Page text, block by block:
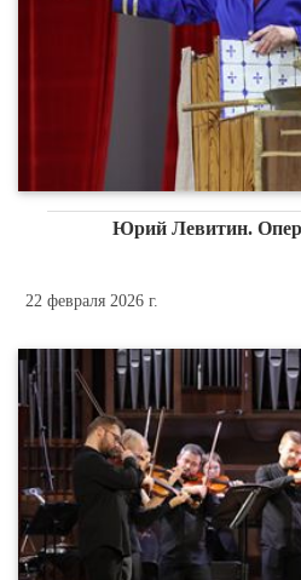
Юрий Левитин.
22 февраля 2026 г.